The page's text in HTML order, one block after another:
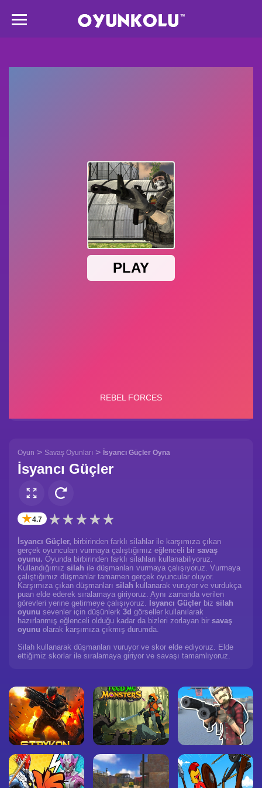
Oyun > Savaş Oyunları > İsyancı Güçler Oyna
İsyancı Güçler
✭4.7
İsyancı Güçler, birbirinden farklı silahlar ile karşımıza çıkan
gerçek oyuncuları vurmaya çalıştığımız eğlenceli bir savaş
oyunu. Oyunda birbirinden farklı silahları kullanabiliyoruz.
Kullandığımız silah ile düşmanları vurmaya çalışıyoruz. Vurmaya
çalıştığımız düşmanlar tamamen gerçek oyuncular oluyor.
Karşımıza çıkan düşmanları silah kullanarak vuruyor ve vurdukça
puan elde ederek sıralamaya giriyoruz. Aynı zamanda verilen
görevleri yerine getirmeye çalışıyoruz. İsyancı Güçler biz silah
oyunu sevenler için düşünlerk 3d görseller kullanılarak
hazırlanmış eğlenceli olduğu kadar da bizleri zorlayan bir savaş
oyunu olarak karşımıza çıkmış durumda.
Silah kullanarak düşmanları vuruyor ve skor elde ediyoruz. Elde
ettiğimiz skorlar ile sıralamaya giriyor ve savaşı tamamlıyoruz.